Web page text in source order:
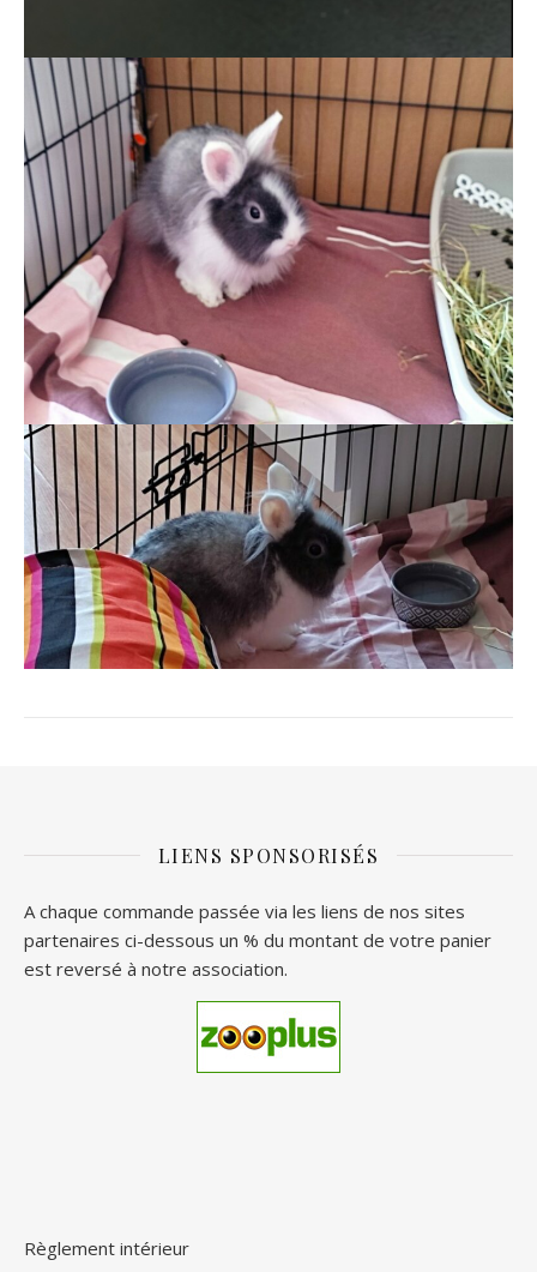
LIENS SPONSORISÉS
A chaque commande passée via les liens de nos sites
partenaires ci-dessous un % du montant de votre panier
est reversé à notre association.
Règlement intérieur